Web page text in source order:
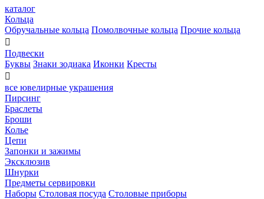
каталог
Кольца
Обручальные кольца Помолвочные кольца Прочие кольца

Подвески
Буквы Знаки зодиака Иконки Кресты

все ювелирные украшения
Пирсинг
Браслеты
Броши
Колье
Цепи
Запонки и зажимы
Эксклюзив
Шнурки
Предметы сервировки
Наборы Столовая посуда Столовые приборы